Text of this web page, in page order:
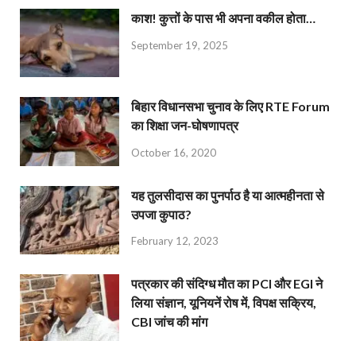
काश! कुत्तों के पास भी अपना वकील होता…
September 19, 2025
बिहार विधानसभा चुनाव के लिए RTE Forum
का शिक्षा जन-घोषणापत्र
October 16, 2020
यह तुलसीदास का पुनर्पाठ है या आत्महीनता से
उपजा कुपाठ?
February 12, 2023
पत्रकार की संदिग्ध मौत का PCI और EGI ने
लिया संज्ञान, यूनियनें रोष में, विपक्ष सक्रिय,
CBI जांच की मांग